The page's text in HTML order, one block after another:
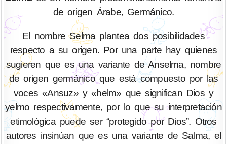
de origen Árabe, Germánico.
El nombre Selma plantea dos posibilidades
respecto a su origen. Por una parte hay quienes
sugieren que es una variante de Anselma, nombre
de origen germánico que está compuesto por las
voces «Ansuz» y «helm» que significan Dios y
yelmo respectivamente, por lo que su interpretación
etimológica puede ser “protegido por Dios”. Otros
autores insinúan que es una variante de Salma, el